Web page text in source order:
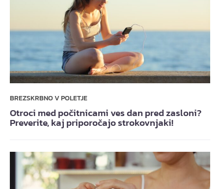
BREZSKRBNO V POLETJE
Otroci med počitnicami ves dan pred zasloni?
Preverite, kaj priporočajo strokovnjaki!